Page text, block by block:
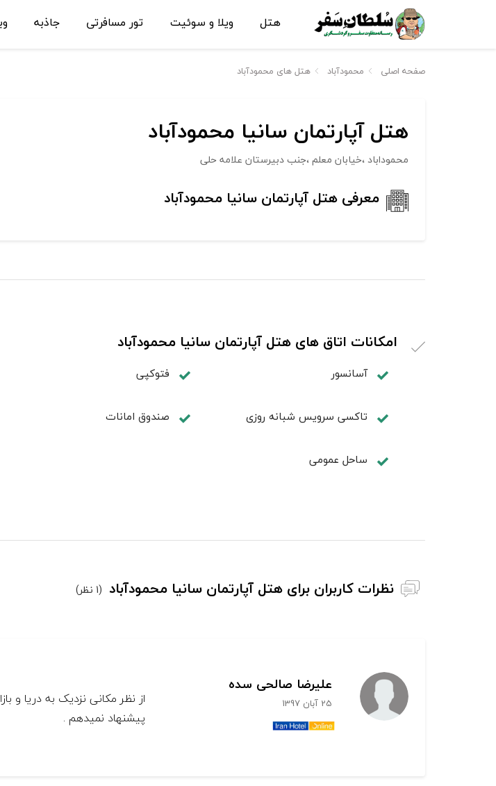
هتل ویلا و سوئیت تور مسافرتی جاذبه
صفحه اصلی محمودآباد هتل های محمودآباد
هتل آپارتمان سانیا محمودآباد
محموداباد ،خیابان معلم ،جنب دبیرستان علامه حلی
معرفی هتل آپارتمان سانیا محمودآباد
امکانات اتاق های هتل آپارتمان سانیا محمودآباد
آسانسور فتوکپی
تاکسی سرویس شبانه روزی صندوق امانات
ساحل عمومی
نظرات کاربران برای هتل آپارتمان سانیا محمودآباد (1 نظر)
علیرضا صالحی سده
25 آبان 1397
از نظر مکانی نزدیک به دریا و
پیشنهاد نمیدهم .